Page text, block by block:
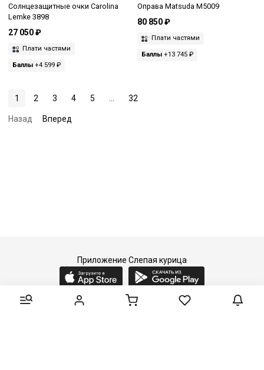
Солнцезащитные очки Carolina
Lemke 3898
27 050 ₽
Плати частями
Баллы +4 599 ₽
Оправа Matsuda M5009
80 850 ₽
Плати частями
Баллы+13 745 ₽
1 2 3 4 5 32
Назад Вперед
Приложение Слепая курица
2015-2026 © Слепая курица - fashion concept store.